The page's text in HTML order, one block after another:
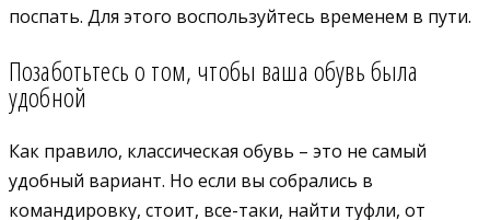
поспать. Для этого воспользуйтесь временем в пути.
Позаботьтесь о том, чтобы ваша обувь была
удобной
Как правило, классическая обувь – это не самый
удобный вариант. Но если вы собрались в
командировку, стоит, все-таки, найти туфли, от